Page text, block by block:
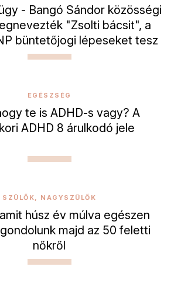
- Bangó Sándor közösségi
"Zsolti bácsit", a
büntetőjogi lépeseket tesz
EGÉSZSÉG
te is ADHD-s vagy? A
ADHD 8 árulkodó jele
SZÜLŐK, NAGYSZÜLŐK
húsz év múlva egészen
majd az 50 feletti
nőkről